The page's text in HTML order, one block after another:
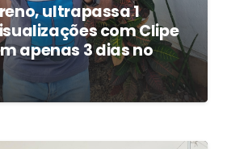
ultrapassa 1
com Clipe
apenas 3 dias no